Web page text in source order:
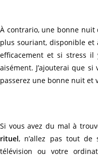
À contrario, une bonne
plus souriant, disponible et
efficacement et si stress
aisément. J’ajouterai que
passerez une bonne nuit et
Si vous avez du mal à
rituel, n’allez pas tout
télévision ou votre